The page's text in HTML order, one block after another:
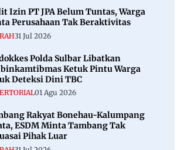
Izin PT JPA Belum Tuntas, Warga
Perusahaan Tak Beraktivitas
31 Jul 2026
Polda Sulbar Libatkan
Ketuk Pintu Warga
Deteksi Dini TBC
01 Agu 2026
Rakyat Bonehau-Kalumpang
ESDM Minta Tambang Tak
Pihak Luar